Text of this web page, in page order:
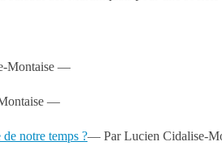
Montaise —
—
notre temps ?— Par Lucien Cidalise-